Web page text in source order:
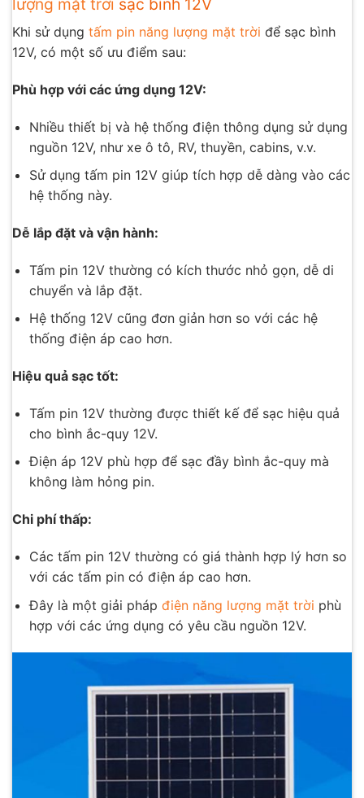
lượng mặt trời sạc bình 12V
Khi sử dụng tấm pin năng lượng mặt trời để sạc bình
12V, có một số ưu điểm sau:
Phù hợp với các ứng dụng 12V:
Nhiều thiết bị và hệ thống điện thông dụng sử dụng
nguồn 12V, như xe ô tô, RV, thuyền, cabins, v.v.
Sử dụng tấm pin 12V giúp tích hợp dễ dàng vào các
hệ thống này.
Dễ lắp đặt và vận hành:
Tấm pin 12V thường có kích thước nhỏ gọn, dễ di
chuyển và lắp đặt.
Hệ thống 12V cũng đơn giản hơn so với các hệ
thống điện áp cao hơn.
Hiệu quả sạc tốt:
Tấm pin 12V thường được thiết kế để sạc hiệu quả
cho bình ắc-quy 12V.
Điện áp 12V phù hợp để sạc đầy bình ắc-quy mà
không làm hỏng pin.
Chi phí thấp:
Các tấm pin 12V thường có giá thành hợp lý hơn so
với các tấm pin có điện áp cao hơn.
Đây là một giải pháp điện năng lượng mặt trời phù
hợp với các ứng dụng có yêu cầu nguồn 12V.